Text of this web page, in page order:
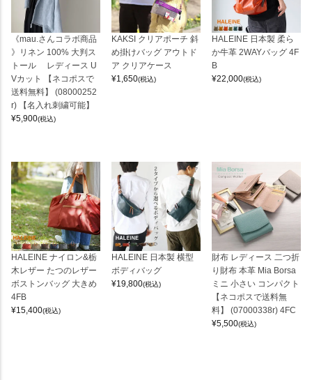
《mau.さんコラボ商品
》リネン 100% 大判ス
トール レディース U
Vカット 【ネコポスで
送料無料】 (08000252
r) 【名入れ刺繍可能】
¥5,900(税込)
KAKSI クリアポーチ 斜
め掛けバッグ アウトド
ア クリアケース
¥1,650(税込)
HALEINE 日本製 柔ら
か牛革 2WAYバッグ 4F
B
¥22,000(税込)
HALEINE ナイロン&栃
木レザー たつのレザー
ボストンバッグ 大きめ
4FB
¥15,400(税込)
HALEINE 日本製 横型
ボディバッグ
¥19,800(税込)
財布 レディース 二つ折
り財布 本革 Mia Borsa
ミニ 小さい コンパクト
【ネコポスで送料無
料】 (07000338r) 4FC
¥5,500(税込)